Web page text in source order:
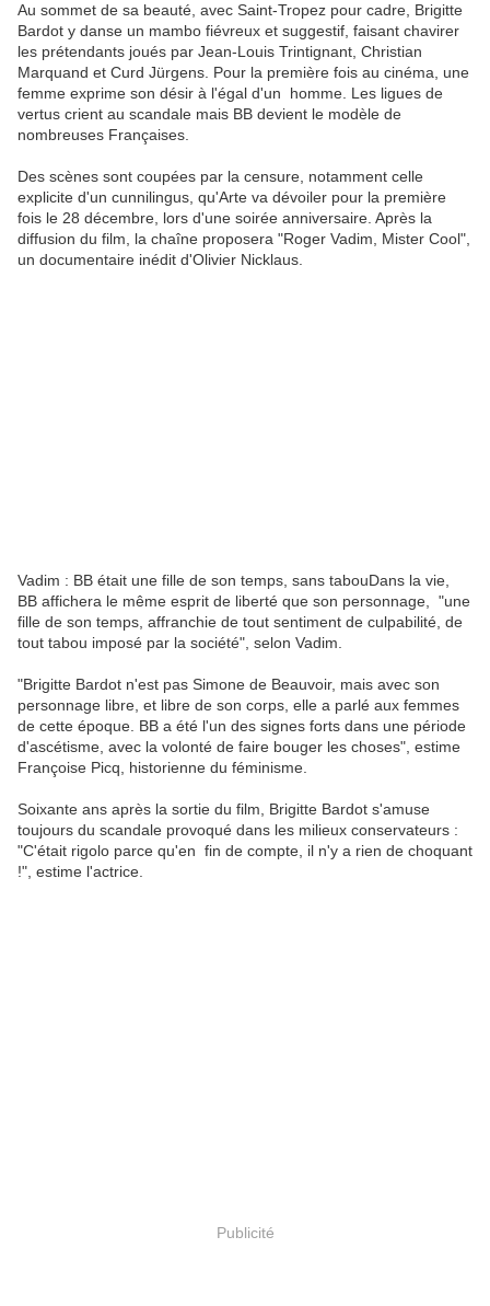
Au sommet de sa beauté, avec Saint-Tropez pour cadre, Brigitte
Bardot y danse un mambo fiévreux et suggestif, faisant chavirer
les prétendants joués par Jean-Louis Trintignant, Christian
Marquand et Curd Jürgens. Pour la première fois au cinéma, une
femme exprime son désir à l'égal d'un homme. Les ligues de
vertus crient au scandale mais BB devient le modèle de
nombreuses Françaises.
Des scènes sont coupées par la censure, notamment celle
explicite d'un cunnilingus, qu'Arte va dévoiler pour la première
fois le 28 décembre, lors d'une soirée anniversaire. Après la
diffusion du film, la chaîne proposera "Roger Vadim, Mister Cool",
un documentaire inédit d'Olivier Nicklaus.
Vadim : BB était une fille de son temps, sans tabouDans la vie,
BB affichera le même esprit de liberté que son personnage, "une
fille de son temps, affranchie de tout sentiment de culpabilité, de
tout tabou imposé par la société", selon Vadim.
"Brigitte Bardot n'est pas Simone de Beauvoir, mais avec son
personnage libre, et libre de son corps, elle a parlé aux femmes
de cette époque. BB a été l'un des signes forts dans une période
d'ascétisme, avec la volonté de faire bouger les choses", estime
Françoise Picq, historienne du féminisme.
Soixante ans après la sortie du film, Brigitte Bardot s'amuse
toujours du scandale provoqué dans les milieux conservateurs :
"C'était rigolo parce qu'en fin de compte, il n'y a rien de choquant
!", estime l'actrice.
Publicité